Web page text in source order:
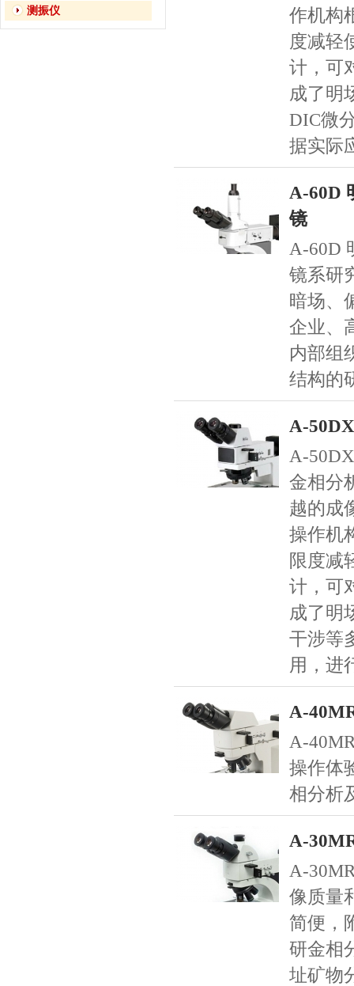
作机构
度减轻
计，可
成了明
DIC微
据实际
A-60D
镜
A-60D
镜系研
暗场、
企业、
内部组
结构的
A-
A-
金相分
越的成
操作机
限度减
计，可
成了明
干涉等
用，进
A-
A-
操作体
相分析
A-
A-
像质量
简便，
研金相
址矿物
测振仪